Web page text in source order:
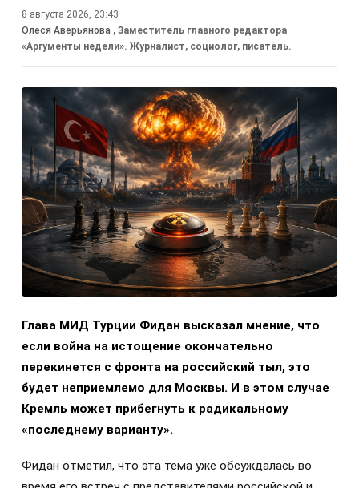
8 августа 2026, 23:43
Олеся Аверьянова , Заместитель главного редактора
«Аргументы недели». Журналист, социолог, писатель.
Глава МИД Турции Фидан высказал мнение, что
если война на истощение окончательно
перекинется с фронта на российский тыл, это
будет неприемлемо для Москвы. И в этом случае
Кремль может прибегнуть к радикальному
«последнему варианту».
Фидан отметил, что эта тема уже обсуждалась во